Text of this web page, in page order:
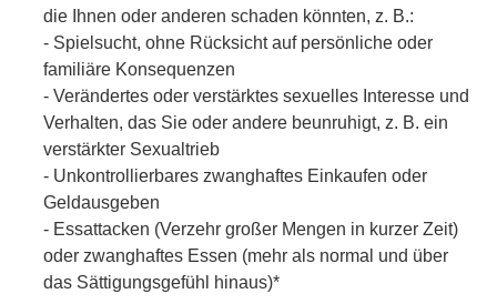
die Ihnen oder anderen schaden könnten, z. B.:
- Spielsucht, ohne Rücksicht auf persönliche oder
familiäre Konsequenzen
- Verändertes oder verstärktes sexuelles Interesse und
Verhalten, das Sie oder andere beunruhigt, z. B. ein
verstärkter Sexualtrieb
- Unkontrollierbares zwanghaftes Einkaufen oder
Geldausgeben
- Essattacken (Verzehr großer Mengen in kurzer Zeit)
oder zwanghaftes Essen (mehr als normal und über
das Sättigungsgefühl hinaus)*